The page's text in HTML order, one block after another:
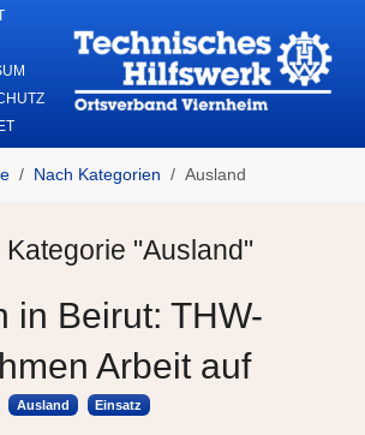
Nach Kategorien Ausland
"Ausland"
in Beirut: THW-
Arbeit auf
Ausland Einsatz